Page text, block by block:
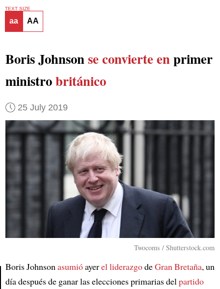
TEXT SIZE
aa AA
Boris Johnsonse convierte enprimer
ministrobritánico
25 July 2019
Twocoms / Shutterstock.com
Boris Johnson asumióayerel liderazgodeGran Bretaña, un
día después de ganar las elecciones primarias del partido